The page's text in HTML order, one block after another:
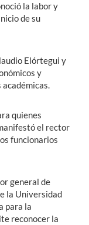
la labor y
de su
Elórtegui y
y
quienes
el rector
funcionarios
general de
la Universidad
para la
reconocer la